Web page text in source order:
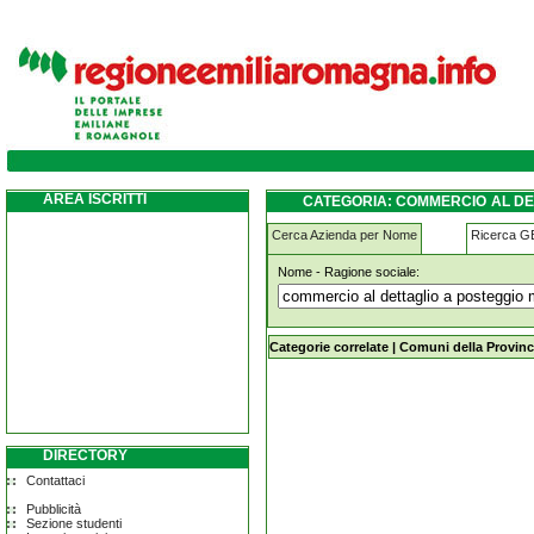
commercio-al-dettaglio-a-posteggio-
abbigliamento lugo
AREA ISCRITTI
DIRECTORY
Contattaci
Pubblicità
Sezione studenti
CATEGORIA: COMMERCIO AL
DI ABBIGLIAMENTO LUGO
Cerca Azienda per Nome Ricerca
Nome - Ragione sociale:
commercio-al-dettaglio-a-
lugo
Categorie correlate | Comuni della